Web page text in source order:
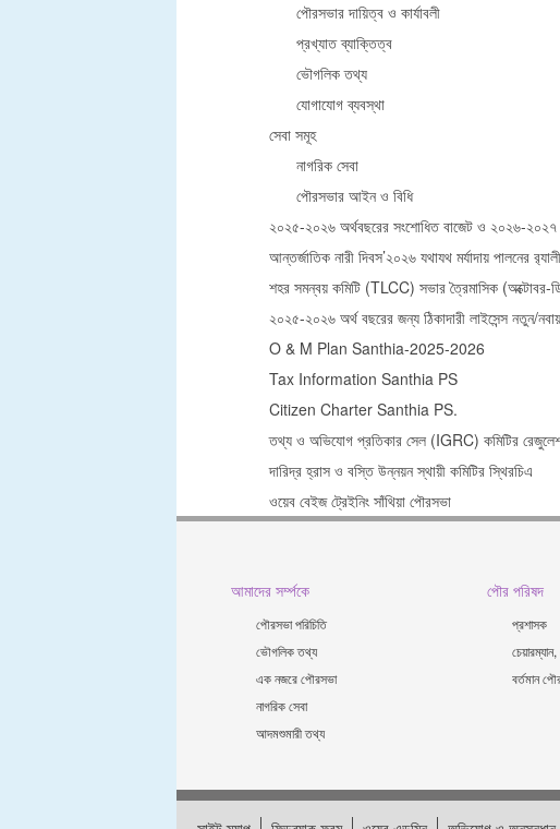
পৌরসভার দায়িত্ব ও কার্যাবলী
প্রখ্যাত ব্যাক্তিত্ব
ভৌগলিক তথ্য
যোগাযোগ ব্যবস্থা
সেবা সমূহ
নাগরিক সেবা
পৌরসভার আইন ও বিধি
২০২৫-২০২৬ অর্থবছরের সংশোধিত বাজেট ও ২০২৬-২০২৭
আন্তর্জাতিক নারী দিবস’২০২৬ যথাযথ মর্যাদায় পালনের
শহর সমন্বয় কমিটি (TLCC) সভার ত্রৈমাসিক (অক্টোবর-
২০২৫-২০২৬ অর্থ বছরের জন্য ঠিকাদারী লাইসেন্স নতুন/
O & M Plan Santhia-2025-2026
Tax Information Santhia PS
Citizen Charter Santhia PS.
তথ্য ও অভিযোগ প্রতিকার সেল (IGRC) কমিটির
দারিদ্র হ্রাস ও বস্তি উন্নয়ন স্থায়ী কমিটির স্থিরচিএ
ওয়েব বেইজ ট্রেইনিং সাঁথিয়া পৌরসভা
আমাদের সর্ম্পকে
পৌরসভা পরিচিতি
ভৌগলিক তথ্য
এক নজরে পৌরসভা
নাগরিক সেবা
আদমশুমারী তথ্য
পৌর পরিষদ
প্রশাসক
বর্তমান